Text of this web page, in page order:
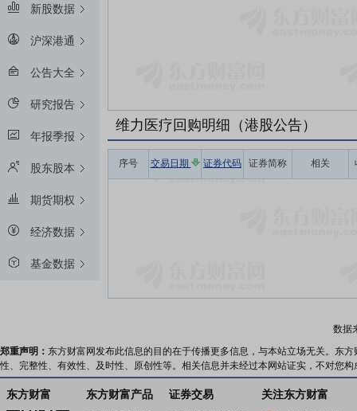
新股数据
沪深港通
公告大全
研究报告
年报季报
股东股本
期货期权
经济数据
基金数据
维力医疗回购明细（港股公告）
序号 交易日期 证券代码 证券简称 相关
数据
郑重声明： 东方财富网发布此信息的目的在于传播更多信息，与本站立场无关。东
性、完整性、有效性、及时性、原创性等。相关信息并未经过本网站证实，不对您
东方财富 东方财富产品 证券交易 关注东方财富